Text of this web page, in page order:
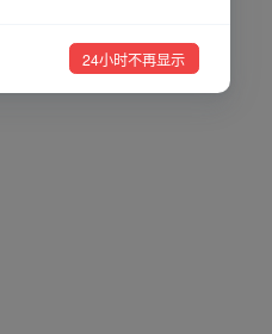
24小时不再显示